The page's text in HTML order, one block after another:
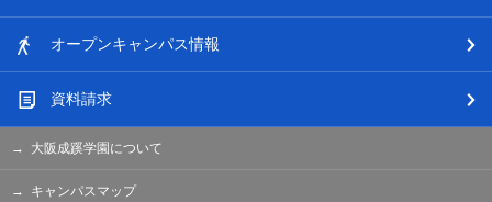
オープンキャンパス情報
資料請求
大阪成蹊学園について
キャンパスマップ